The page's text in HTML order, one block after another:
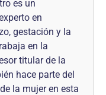
es un
en
gestación y la
en la
titular de la
hace parte del
la mujer en esta